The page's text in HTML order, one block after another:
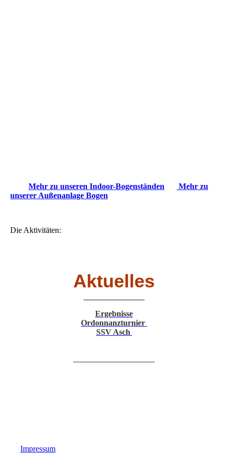
Mehr zu unseren Indoor-Bogenständen
Mehr zu
unserer Außenanlage Bogen
Die Aktivitäten:
Aktuelles
Ergebnisse
Ordonnanzturnier
SSV Asch
Impressum